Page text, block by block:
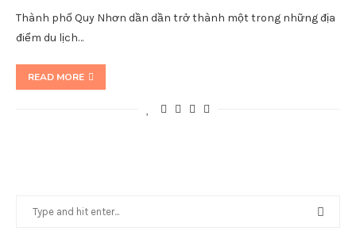
Thành phố Quy Nhơn dần dần trở thành một trong những địa
điểm du lịch…
READ MORE